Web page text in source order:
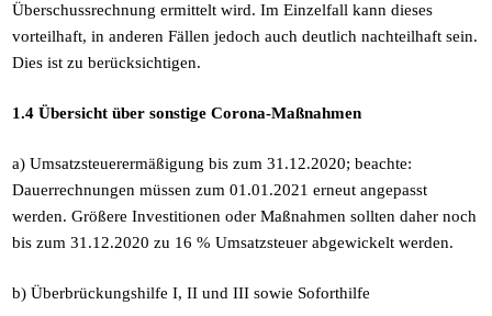
Überschussrechnung ermittelt wird. Im Einzelfall kann dieses
vorteilhaft, in anderen Fällen jedoch auch deutlich nachteilhaft sein.
Dies ist zu berücksichtigen.
1.4 Übersicht über sonstige Corona-Maßnahmen
a) Umsatzsteuerermäßigung bis zum 31.12.2020; beachte:
Dauerrechnungen müssen zum 01.01.2021 erneut angepasst
werden. Größere Investitionen oder Maßnahmen sollten daher noch
bis zum 31.12.2020 zu 16 % Umsatzsteuer abgewickelt werden.
b) Überbrückungshilfe I, II und III sowie Soforthilfe